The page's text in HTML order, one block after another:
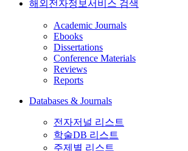
해외전자정보서비스 검색
Academic Journals
Ebooks
Dissertations
Conference Materials
Reviews
Reports
Databases & Journals
전자저널 리스트
학술DB 리스트
주제별 리스트